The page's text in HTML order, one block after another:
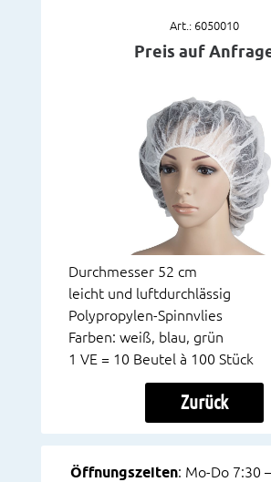
Art.: 6050010
Preis auf
Durchmesser 52 cm
leicht und luftdurchlässig
Polypropylen-Spinnvlies
Farben: weiß, blau, grün
1 VE = 10 Beutel à 100 Stück
Zurück
Öffnungszeiten: Mo-Do 7:30